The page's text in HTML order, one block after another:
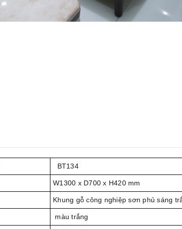
BT134
W1300 x D700 x H420 mm
Khung gỗ công nghiệp sơn phủ sáng
màu trắng